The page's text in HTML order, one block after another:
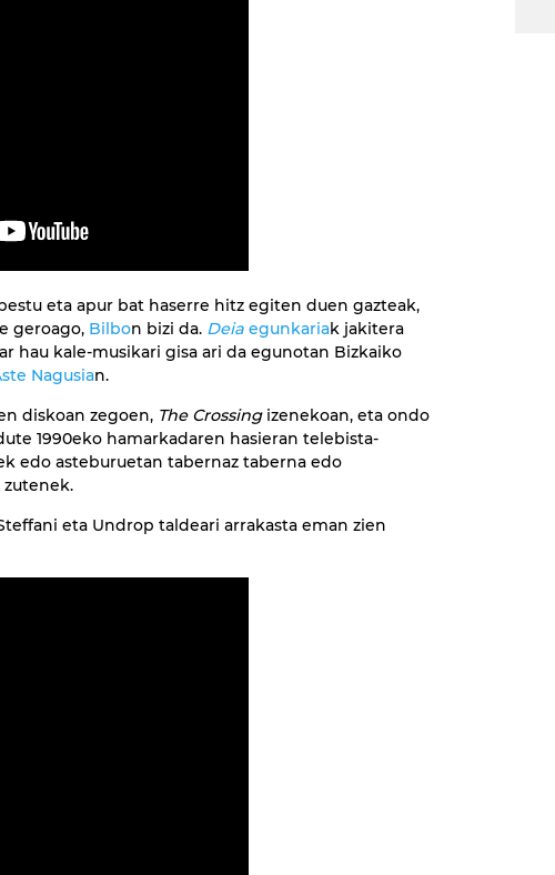
eta apur bat haserre hitz egiten duen gazteak,
geroago, Bilbon bizi da. Deia egunkariak jakitera
hau kale-musikari gisa ari da egunotan Bizkaiko
Nagusian.
diskoan zegoen, The Crossingizenekoan, eta ondo
1990eko hamarkadaren hasieran telebista-
edo asteburuetan tabernaz taberna edo
eta Undrop taldeari arrakasta eman zien